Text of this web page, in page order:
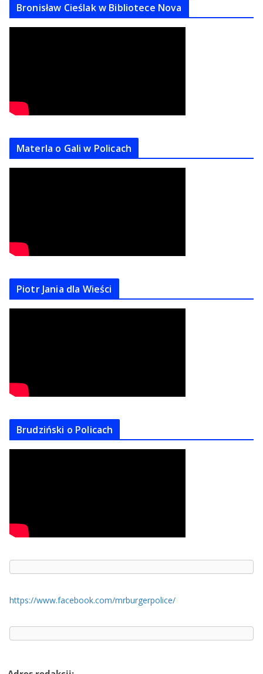
Bronisław Cieślak w Bibliotece Nova
Materla o Gali w Policach
Piotr Jania dla Wieści
Brudziński o Policach
https://www.facebook.com/mrburgerpolice/